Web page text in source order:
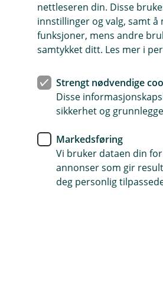
april kl. 10.00 – frist for
april kl. 11.00 – siste frist for
april kl. 13.30 – siste frist for
april – første dag betalinger
registreres etter fristen 1. april
hele påsken
penger i påsken? Vipps kan
nettleseren din. Disse
innstillinger og valg, samt
funksjoner, mens andre
samtykket ditt. Les mer i
Strengt nødvendige
Disse
sikkerhet og
Markedsføring
Vi bruker dataen din
annonser som gir
deg personlig